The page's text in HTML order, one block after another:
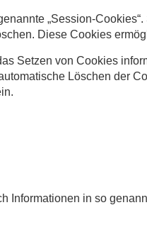
„Session-
Diese Cookies
Setzen von Cookies
Löschen der
Informationen in so